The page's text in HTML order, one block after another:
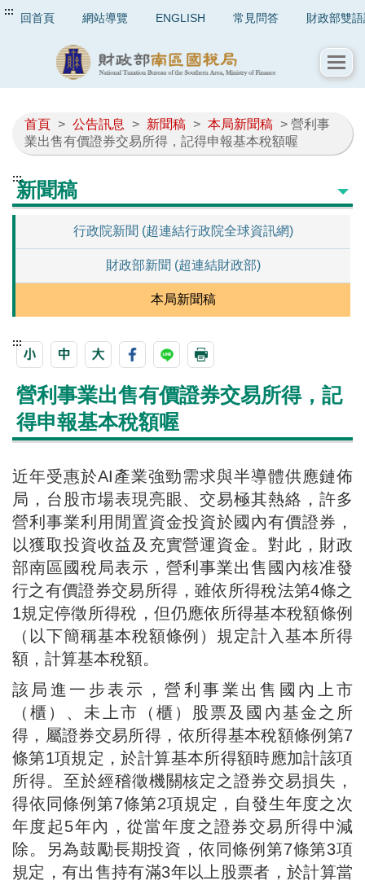
::: 回首頁 網站導覽 ENGLISH 常見問答 財政部雙
首頁 > 公告訊息 > 新聞稿 > 本局新聞稿 > 營利事
業出售有價證券交易所得，記得申報基本稅額喔
:::新聞稿
行政院新聞 (超連結行政院全球資訊網)
財政部新聞 (超連結財政部)
本局新聞稿
:::
營利事業出售有價證券交易所得，記
得申報基本稅額喔
近年受惠於AI產業強勁需求與半導體供應鏈佈
局，台股市場表現亮眼、交易極其熱絡，許多
營利事業利用閒置資金投資於國內有價證券，
以獲取投資收益及充實營運資金。對此，財政
部南區國稅局表示，營利事業出售國內核准發
行之有價證券交易所得，雖依所得稅法第4條之
1規定停徵所得稅，但仍應依所得基本稅額條例
（以下簡稱基本稅額條例）規定計入基本所得
額，計算基本稅額。
該局進一步表示，營利事業出售國內上市
（櫃）、未上市（櫃）股票及國內基金之所
得，屬證券交易所得，依所得基本稅額條例第7
條第1項規定，於計算基本所得額時應加計該項
所得。至於經稽徵機關核定之證券交易損失，
得依同條例第7條第2項規定，自發生年度之次
年度起5年內，從當年度之證券交易所得中減
除。另為鼓勵長期投資，依同條例第7條第3項
規定，有出售持有滿3年以上股票者，於計算當